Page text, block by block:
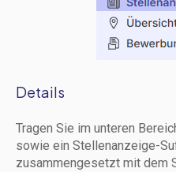
Details
Tragen Sie im unteren
sowie ein Stellenanzeige-
zusammengesetzt mit dem